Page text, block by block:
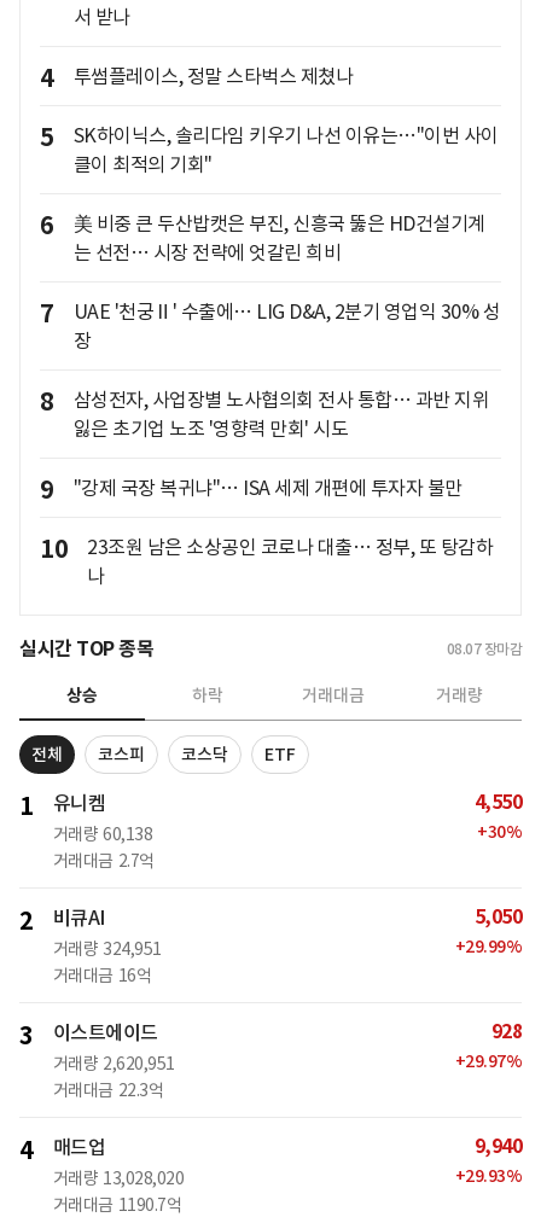
서 받나
4 투썸플레이스, 정말 스타벅스 제쳤나
5
SK하이닉스, 솔리다임 키우기 나선 이유는…"이번 사이
클이 최적의 기회"
6
美 비중 큰 두산밥캣은 부진, 신흥국 뚫은 HD건설기계
는 선전… 시장 전략에 엇갈린 희비
7
UAE '천궁Ⅱ' 수출에… LIG D&A, 2분기 영업익 30% 성
장
8
삼성전자, 사업장별 노사협의회 전사 통합… 과반 지위
잃은 초기업 노조 '영향력 만회' 시도
9 "강제 국장 복귀냐"… ISA 세제 개편에 투자자 불만
10
23조원 남은 소상공인 코로나 대출… 정부, 또 탕감하
나
실시간 TOP 종목 08.07 장마감
상승 하락 거래대금 거래량
전체 코스피 코스닥 ETF
1 유니켐
거래량 60,138
거래대금 2.7억
4,550
+30%
2 비큐AI
거래량 324,951
거래대금 16억
5,050
+29.99%
3 이스트에이드
거래량 2,620,951
거래대금 22.3억
928
+29.97%
4 매드업
거래량 13,028,020
거래대금 1190.7억
9,940
+29.93%